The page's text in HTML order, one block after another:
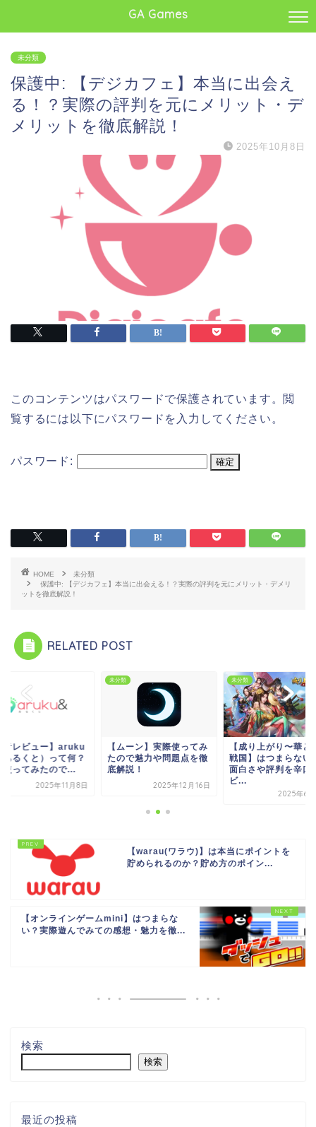
GA Games
未分類
保護中: 【デジカフェ】本当に出会え
る！？実際の評判を元にメリット・デ
メリットを徹底解説！
2025年10月8日
このコンテンツはパスワードで保護されています。閲
覧するには以下にパスワードを入力してください。
パスワード:
HOME
未分類
保護中: 【デジカフェ】本当に出会える！？実際の評判を元にメリット・デメリ
ットを徹底解説！
RELATED POST
音レビュー】aruku
あるくと）って何？
使ってみたので...
2025年11月8日
未分類
【ムーン】実際使ってみ
たので魅力や問題点を徹
底解説！
2025年12月16日
未分類
【成り上がり〜華と
戦国】はつまらない
面白さや評判を辛口
ビ...
2025年6
【warau(ワラウ)】は本当にポイントを
貯められるのか？貯め方のポイン...
【オンラインゲームmini】はつまらな
い？実際遊んでみての感想・魅力を徹...
検索
検索
最近の投稿